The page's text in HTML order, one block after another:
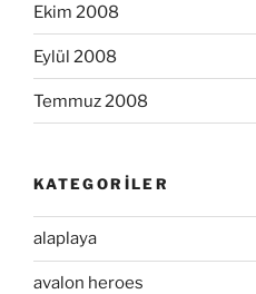
Ekim 2008
Eylül 2008
Temmuz 2008
KATEGORILER
alaplaya
avalon heroes